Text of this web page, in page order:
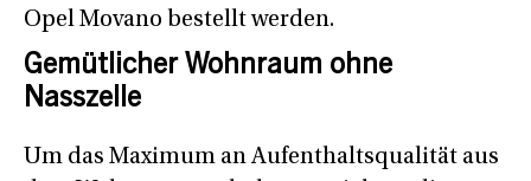
Opel Movano bestellt werden.
Gemütlicher Wohnraum ohne
Nasszelle
Um das Maximum an Aufenthaltsqualität aus